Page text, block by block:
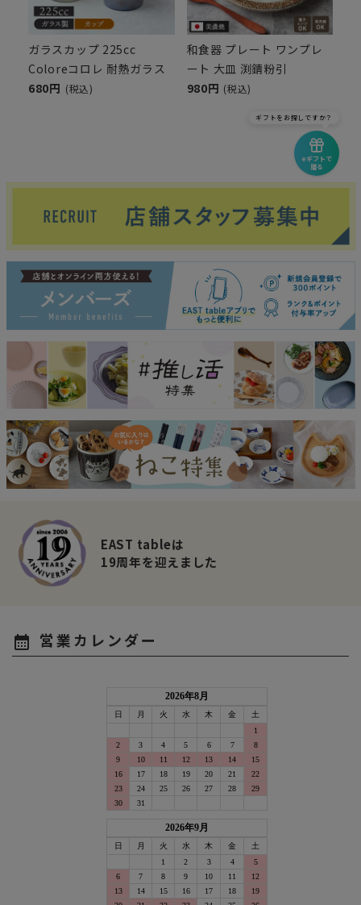
ガラスカップ 225cc
Coloreコロレ 耐熱ガラス
680円 (税込)
和食器 プレート ワンプレ
ート 大皿 渕錆粉引
980円 (税込)
EAST tableは
19周年を迎えました
calendar_month 営業カレンダー
eギフトで
贈る
ギフトをお探しですか？